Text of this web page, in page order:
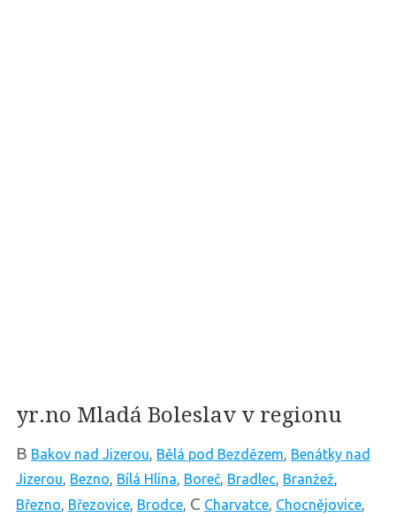
yr.no Mladá Boleslav v regionu
B Bakov nad Jizerou, Bělá pod Bezdězem, Benátky nad
Jizerou, Bezno, Bílá Hlína, Boreč, Bradlec, Branžež,
Březno, Březovice, Brodce, C Charvatce, Chocnějovice,